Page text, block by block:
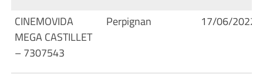
CINEMOVIDA
MEGA CASTILLET
– 7307543
Perpignan 17/06/2022